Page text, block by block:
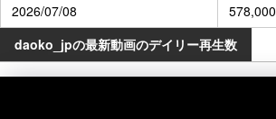
2026/07/08
578,000
daoko_jpの最新動画のデイリー再生数